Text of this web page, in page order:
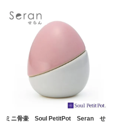
ミニ骨壷 Soul PetitPot Seran せ